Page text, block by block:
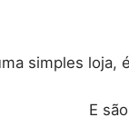
simples loja,
E